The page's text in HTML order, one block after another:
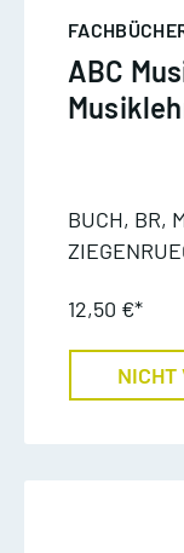
ABC
BUCH, BR,
12,50 €*
NICHT